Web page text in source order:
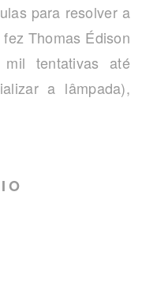
para resolver a
Thomas Édison
tentativas até
a lâmpada),